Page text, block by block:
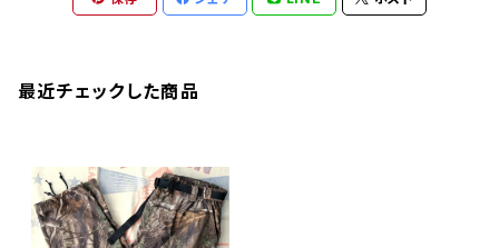
最近チェックした商品